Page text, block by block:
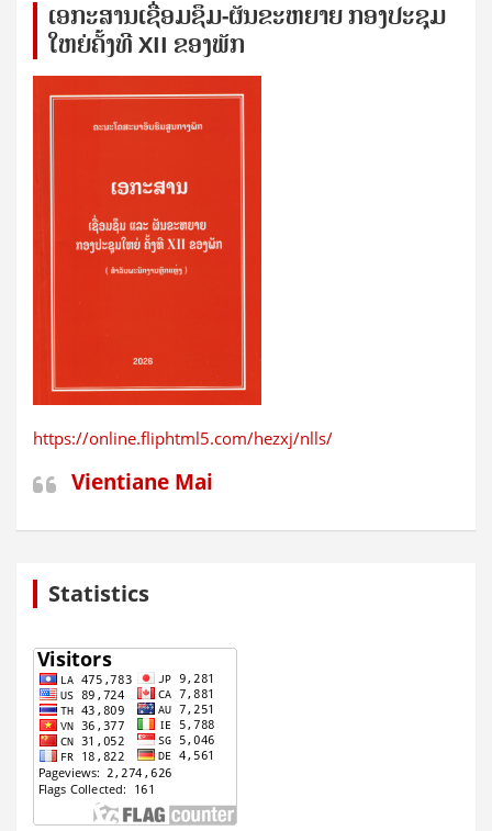
ເອກ​ະ​ສານ​ເຊ​ື່ອມ​ຊ​ຶມ-ຜັນ​ຂະ​ຫ​ຍາຍ ກອງ​ປະ​ຊຸມ​
ໃຫຍ່​ຄັ້ງ​ທີ XII ຂອງ​ພັກ
https://online.fliphtml5.com/hezxj/nlls/
Vientiane Mai
Statistics